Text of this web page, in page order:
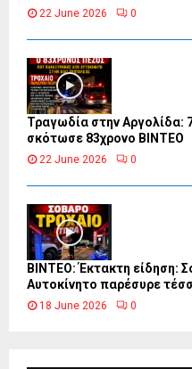
22 June 2026 0
Τραγωδία στην Αργολίδα:
σκότωσε 83χρονο ΒΙΝΤΕΟ
22 June 2026 0
ΒΙΝΤΕΟ: Έκτακτη είδηση:
Αυτοκίνητο παρέσυρε
18 June 2026 0